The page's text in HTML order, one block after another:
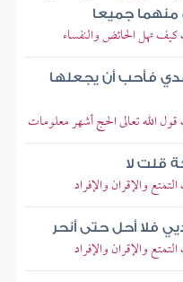
منهما جميعا
تهل الحائض والنفساء
فأحب أن يجعلها
الله تعالى الحج أشهر معلومات
قلت لا
والإقران والإفراد
فلا أحل حتى أنحر
والإقران والإفراد